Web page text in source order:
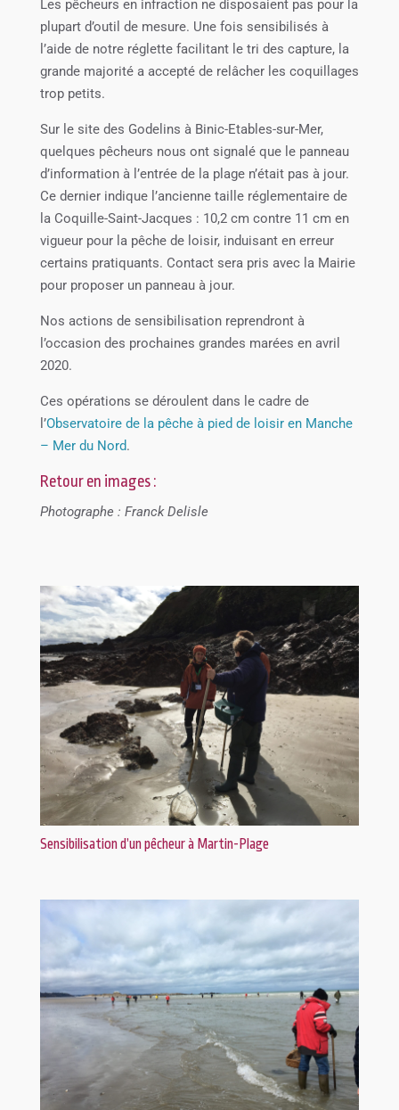
Les pêcheurs en infraction ne disposaient pas pour la
plupart d’outil de mesure. Une fois sensibilisés à
l’aide de notre réglette facilitant le tri des capture, la
grande majorité a accepté de relâcher les coquillages
trop petits.
Sur le site des Godelins à Binic-Etables-sur-Mer,
quelques pêcheurs nous ont signalé que le panneau
d’information à l’entrée de la plage n’était pas à jour.
Ce dernier indique l’ancienne taille réglementaire de
la Coquille-Saint-Jacques : 10,2 cm contre 11 cm en
vigueur pour la pêche de loisir, induisant en erreur
certains pratiquants. Contact sera pris avec la Mairie
pour proposer un panneau à jour.
Nos actions de sensibilisation reprendront à
l’occasion des prochaines grandes marées en avril
2020.
Ces opérations se déroulent dans le cadre de
l’Observatoire de la pêche à pied de loisir en Manche
– Mer du Nord.
Retour en images :
Photographe : Franck Delisle
Sensibilisation d’un pêcheur à Martin-Plage